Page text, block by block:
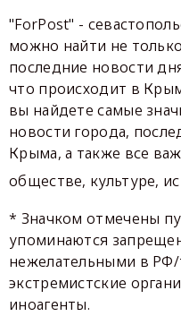
"ForPost" -
можно найти не
последние новости
что происходит в
вы найдете самые
новости города,
Крыма, а также все
обществе, культуре,
* Значком отмечены
упоминаются
нежелательными в
экстремистские
иноагенты.